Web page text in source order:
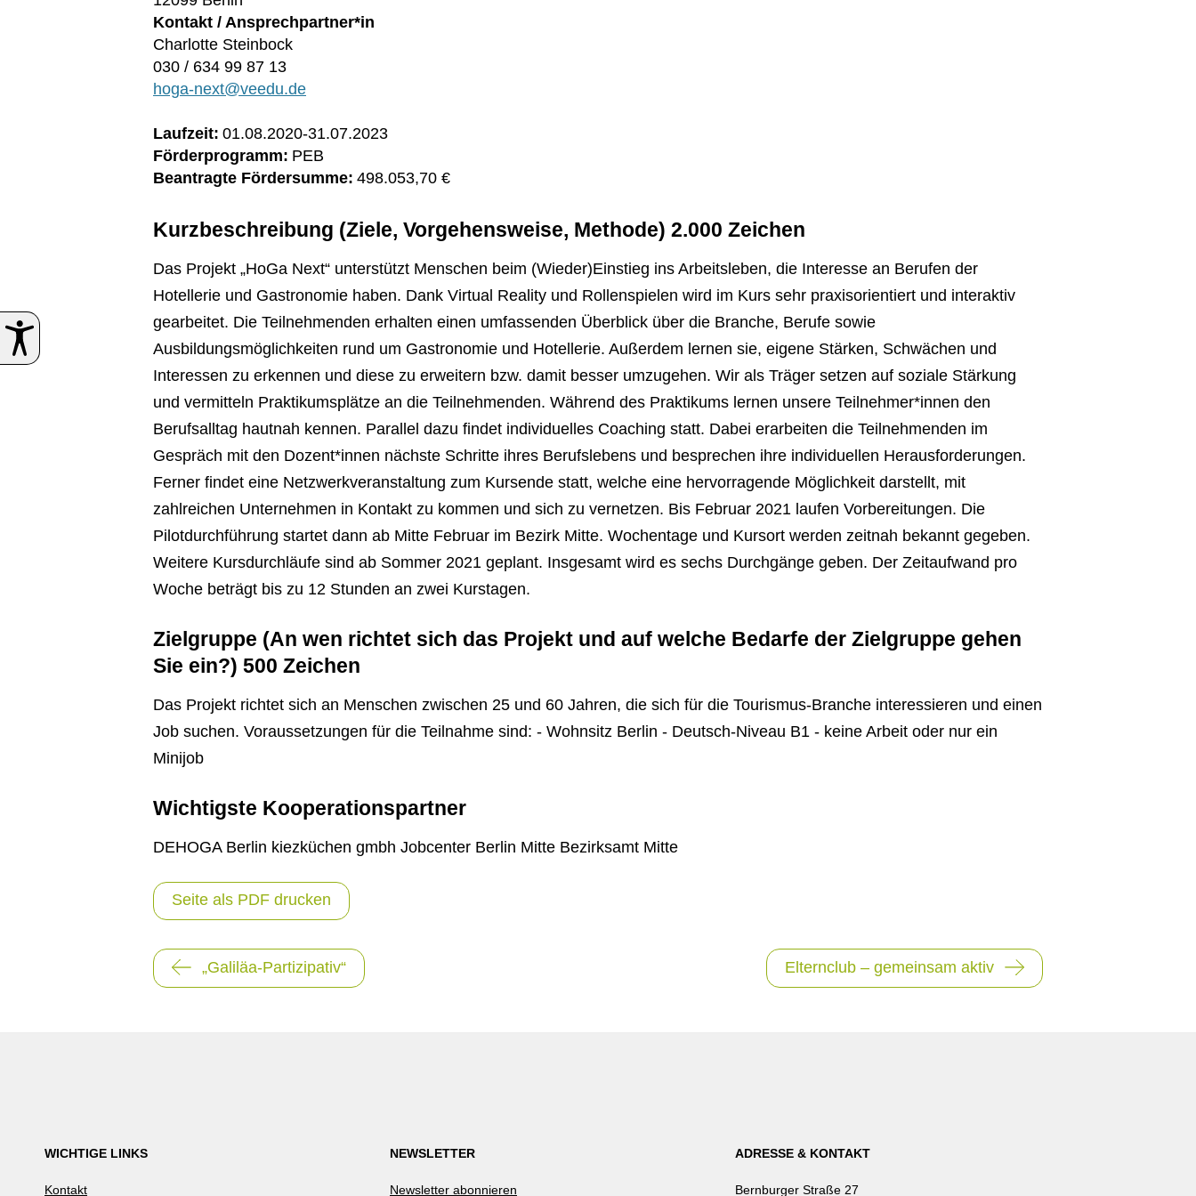
Kontakt / Ansprechpartner*in
Charlotte Steinbock
030 / 634 99 87 13
hoga-next@veedu.de
Laufzeit: 01.08.2020-31.07.2023
Förderprogramm: PEB
Beantragte Fördersumme: 498.053,70 €
Kurzbeschreibung (Ziele, Vorgehensweise, Methode) 2.000 Zeichen
Das Projekt „HoGa Next“ unterstützt Menschen beim (Wieder)Einstieg ins Arbeitsleben, die Interesse an Berufen der
Hotellerie und Gastronomie haben. Dank Virtual Reality und Rollenspielen wird im Kurs sehr praxisorientiert und interaktiv
gearbeitet. Die Teilnehmenden erhalten einen umfassenden Überblick über die Branche, Berufe sowie
Ausbildungsmöglichkeiten rund um Gastronomie und Hotellerie. Außerdem lernen sie, eigene Stärken, Schwächen und
Interessen zu erkennen und diese zu erweitern bzw. damit besser umzugehen. Wir als Träger setzen auf soziale Stärkung
und vermitteln Praktikumsplätze an die Teilnehmenden. Während des Praktikums lernen unsere Teilnehmer*innen den
Berufsalltag hautnah kennen. Parallel dazu findet individuelles Coaching statt. Dabei erarbeiten die Teilnehmenden im
Gespräch mit den Dozent*innen nächste Schritte ihres Berufslebens und besprechen ihre individuellen Herausforderungen.
Ferner findet eine Netzwerkveranstaltung zum Kursende statt, welche eine hervorragende Möglichkeit darstellt, mit
zahlreichen Unternehmen in Kontakt zu kommen und sich zu vernetzen. Bis Februar 2021 laufen Vorbereitungen. Die
Pilotdurchführung startet dann ab Mitte Februar im Bezirk Mitte. Wochentage und Kursort werden zeitnah bekannt gegeben.
Weitere Kursdurchläufe sind ab Sommer 2021 geplant. Insgesamt wird es sechs Durchgänge geben. Der Zeitaufwand pro
Woche beträgt bis zu 12 Stunden an zwei Kurstagen.
Zielgruppe (An wen richtet sich das Projekt und auf welche Bedarfe der Zielgruppe gehen
Sie ein?) 500 Zeichen
Das Projekt richtet sich an Menschen zwischen 25 und 60 Jahren, die sich für die Tourismus-Branche interessieren und einen
Job suchen. Voraussetzungen für die Teilnahme sind: - Wohnsitz Berlin - Deutsch-Niveau B1 - keine Arbeit oder nur ein
Minijob
Wichtigste Kooperationspartner
DEHOGA Berlin kiezküchen gmbh Jobcenter Berlin Mitte Bezirksamt Mitte
Seite als PDF drucken
Beitragsnavigation
„Galiläa-Partizipativ“ Elternclub – gemeinsam aktiv
WICHTIGE LINKS
Kontakt
NEWSLETTER
Newsletter abonnieren
ADRESSE & KONTAKT
Bernburger Straße 27